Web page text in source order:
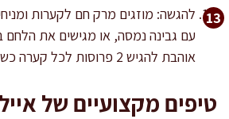
להגשה: מוזגים מרק חם לקערות
עם גבינה נמסה, או מגישים את הלחם
אוהבת להגיש 2 פרוסות לכל קערה כשזה ארוחה מלאה.
טיפים מקצועיים של